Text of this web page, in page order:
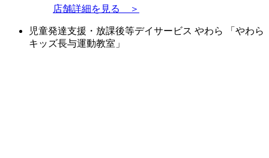
店舗詳細を見る ＞
児童発達支援・放課後等デイサービス やわら 「やわら
キッズ長与運動教室」